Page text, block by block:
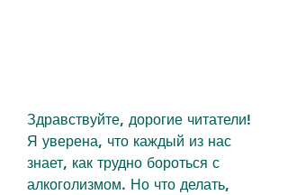
Здравствуйте, дорогие читатели!
Я уверена, что каждый из нас
знает, как трудно бороться с
алкоголизмом. Но что делать,